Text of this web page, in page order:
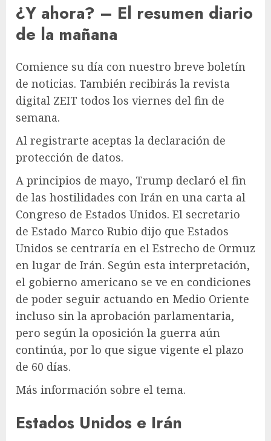
¿Y ahora? – El resumen diario
de la mañana
Comience su día con nuestro breve boletín
de noticias. También recibirás la revista
digital ZEIT todos los viernes del fin de
semana.
Al registrarte aceptas la declaración de
protección de datos.
A principios de mayo, Trump declaró el fin
de las hostilidades con Irán en una carta al
Congreso de Estados Unidos. El secretario
de Estado Marco Rubio dijo que Estados
Unidos se centraría en el Estrecho de Ormuz
en lugar de Irán. Según esta interpretación,
el gobierno americano se ve en condiciones
de poder seguir actuando en Medio Oriente
incluso sin la aprobación parlamentaria,
pero según la oposición la guerra aún
continúa, por lo que sigue vigente el plazo
de 60 días.
Más información sobre el tema.
Estados Unidos e Irán